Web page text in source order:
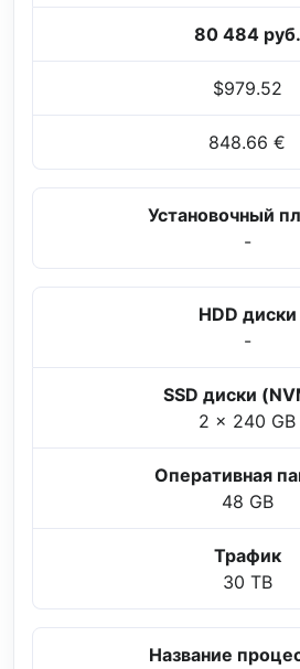
80 484 руб.
$979.52
848.66 €
Установочный
-
HDD диски
-
SSD диски
2 x 240 GB
Оперативная
48 GB
Трафик
30 TB
Название